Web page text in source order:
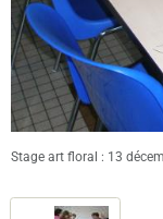
Stage art floral : 13